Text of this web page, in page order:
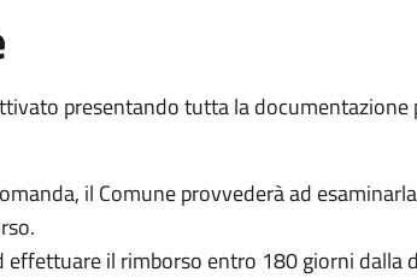
presentando tutta la
il Comune provvederà ad
effettuare il rimborso entro 180 giorni dalla